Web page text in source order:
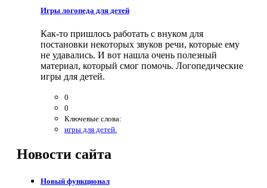
Игры логопеда для детей
Как-то пришлось работать с внуком для
постановки некоторых звуков речи, которые ему
не удавались. И вот нашла очень полезный
материал, который смог помочь. Логопедические
игры для детей.
0
0
Ключевые слова:
игры для детей.
Новости сайта
Новый функционал